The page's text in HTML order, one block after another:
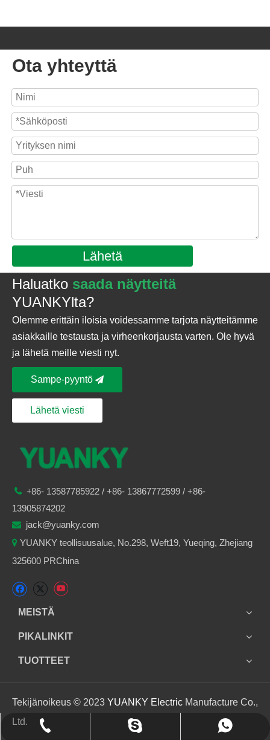
Ota yhteyttä
Lähetä
Haluatko saada näytteitä
YUANKYlta?
Olemme erittäin iloisia voidessamme tarjota näytteitämme
asiakkaille testausta ja virheenkorjausta varten. Ole hyvä
ja lähetä meille viesti nyt.
Sampe-pyyntö
Lähetä viesti
 +86- 13587785922 / +86- 13867772599 / +86-
13905874202
 jack@yuanky.com
 YUANKY teollisuusalue, No.298, Weft19, Yueqing, Zhejiang
325600 PRChina
MEISTÄ
PIKALINKIT
TUOTTEET
+86 13905874202
jack_yuanky
+86 13905874202
Tekijänoikeus © 2023 YUANKY Electric Manufacture Co.,
Ltd.